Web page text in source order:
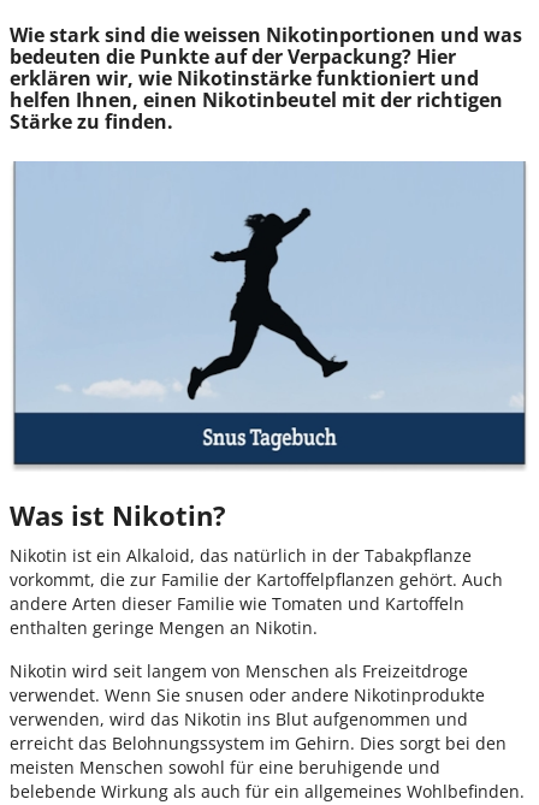
Wie stark sind die weissen Nikotinportionen und was
bedeuten die Punkte auf der Verpackung? Hier
erklären wir, wie Nikotinstärke funktioniert und
helfen Ihnen, einen Nikotinbeutel mit der richtigen
Stärke zu finden.
Was ist Nikotin?
Nikotin ist ein Alkaloid, das natürlich in der Tabakpflanze
vorkommt, die zur Familie der Kartoffelpflanzen gehört. Auch
andere Arten dieser Familie wie Tomaten und Kartoffeln
enthalten geringe Mengen an Nikotin.
Nikotin wird seit langem von Menschen als Freizeitdroge
verwendet. Wenn Sie snusen oder andere Nikotinprodukte
verwenden, wird das Nikotin ins Blut aufgenommen und
erreicht das Belohnungssystem im Gehirn. Dies sorgt bei den
meisten Menschen sowohl für eine beruhigende und
belebende Wirkung als auch für ein allgemeines Wohlbefinden.